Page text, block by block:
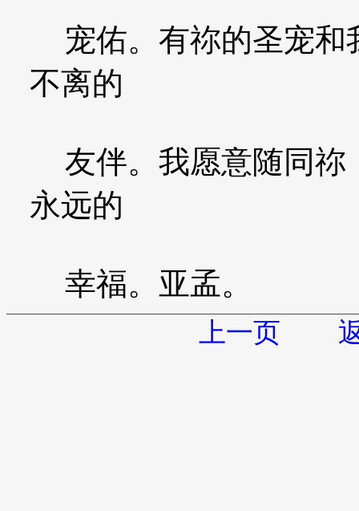
宠佑。有祢的圣宠和
不离的
友伴。我愿意随同祢
永远的
幸福。亚孟。
上一页